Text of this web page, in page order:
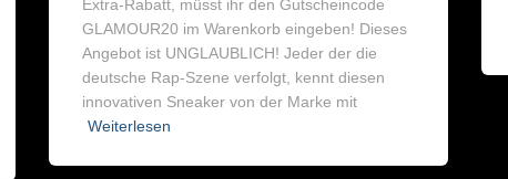
Extra-Rabatt, müsst ihr den Gutscheincode
GLAMOUR20 im Warenkorb eingeben! Dieses
Angebot ist UNGLAUBLICH! Jeder der die
deutsche Rap-Szene verfolgt, kennt diesen
innovativen Sneaker von der Marke mit
Weiterlesen